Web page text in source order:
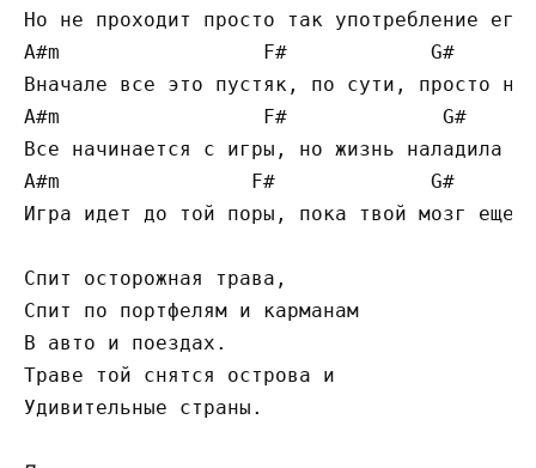
Но не проходит просто так употребление
A#m                 F#            G#
Вначале все это пустяк, по сути, просто
A#m                 F#             G#
Все начинается с игры, но жизнь наладила
A#m                F#             G#
Игра идет до той поры, пока твой мозг еще
Спит осторожная трава,
Спит по портфелям и карманам
В авто и поездах.
Траве той снятся острова и
Удивительные страны.